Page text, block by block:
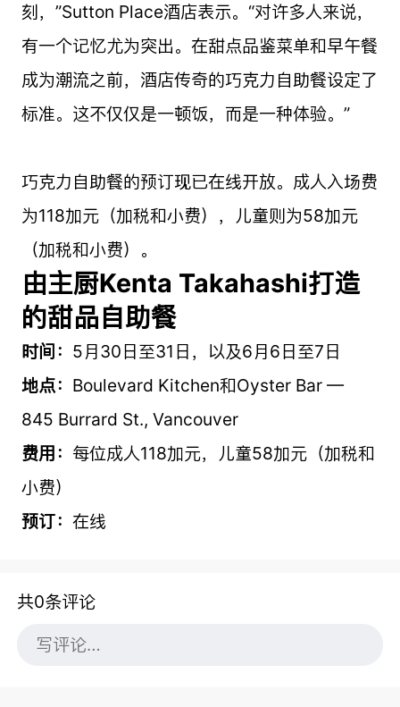
刻，”Sutton Place酒店表示。“对许多人来说，
有一个记忆尤为突出。在甜点品鉴菜单和早午餐
成为潮流之前，酒店传奇的巧克力自助餐设定了
标准。这不仅仅是一顿饭，而是一种体验。”
巧克力自助餐的预订现已在线开放。成人入场费
为118加元（加税和小费），儿童则为58加元
（加税和小费）。
由主厨Kenta Takahashi打造
的甜品自助餐
时间： 5月30日至31日，以及6月6日至7日
地点： Boulevard Kitchen和Oyster Bar —
845 Burrard St., Vancouver
费用： 每位成人118加元，儿童58加元（加税和
小费）
预订： 在线
共0条评论